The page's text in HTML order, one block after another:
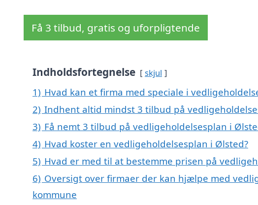
Få 3 tilbud, gratis og uforpligtende
Indholdsfortegnelse skjul
1) Hvad kan et firma med speciale i
2) Indhent altid mindst 3 tilbud på
3) Få nemt 3 tilbud på vedligeholdelsesplan i
4) Hvad koster en vedligeholdelsesplan i Ølsted?
5) Hvad er med til at bestemme prisen på
6) Oversigt over firmaer der kan hjælpe med
kommune